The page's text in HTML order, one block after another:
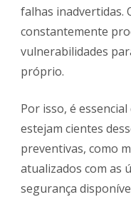
falhas inadvertidas.
constantemente
vulnerabilidades
próprio.
Por isso, é
estejam cientes
preventivas, como
atualizados com as
segurança